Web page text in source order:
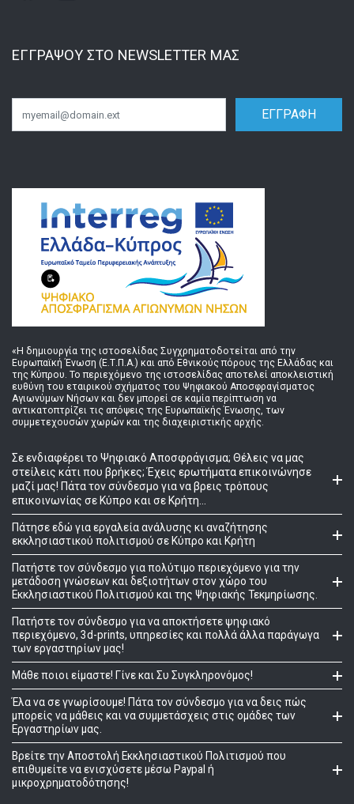
ΕΓΓΡΑΨΟΥ ΣΤΟ NEWSLETTER ΜΑΣ
Email ΕΓΓΡΑΦΗ
«Η δημιουργία της ιστοσελίδας Συγχρηματοδοτείται από την
Ευρωπαϊκή Ένωση (Ε.Τ.Π.Α.) και από Εθνικούς πόρους της Ελλάδας και
της Κύπρου. Το περιεχόμενο της ιστοσελίδας αποτελεί αποκλειστική
ευθύνη του εταιρικού σχήματος του Ψηφιακού Αποσφραγίσματος
Αγιωνύμων Νήσων και δεν μπορεί σε καμία περίπτωση να
αντικατοπτρίζει τις απόψεις της Ευρωπαϊκής Ένωσης, των
συμμετεχουσών χωρών και της διαχειριστικής αρχής.
Σε ενδιαφέρει το Ψηφιακό Αποσφράγισμα; Θέλεις να μας
στείλεις κάτι που βρήκες; Έχεις ερωτήματα επικοινώνησε
μαζί μας! Πάτα τον σύνδεσμο για να βρεις τρόπους
επικοινωνίας σε Κύπρο και σε Κρήτη...
Πάτησε εδώ για εργαλεία ανάλυσης κι αναζήτησης
εκκλησιαστικού πολιτισμού σε Κύπρο και Κρήτη
Πατήστε τον σύνδεσμο για πολύτιμο περιεχόμενο για την
μετάδοση γνώσεων και δεξιοτήτων στον χώρο του
Εκκλησιαστικού Πολιτισμού και της Ψηφιακής Τεκμηρίωσης.
Πατήστε τον σύνδεσμο για να αποκτήσετε ψηφιακό
περιεχόμενο, 3d-prints, υπηρεσίες και πολλά άλλα παράγωγα
των εργαστηρίων μας!
Μάθε ποιοι είμαστε! Γίνε και Συ Συγκληρονόμος!
Έλα να σε γνωρίσουμε! Πάτα τον σύνδεσμο για να δεις πώς
μπορείς να μάθεις και να συμμετάσχεις στις ομάδες των
Εργαστηρίων μας.
Βρείτε την Αποστολή Εκκλησιαστικού Πολιτισμού που
επιθυμείτε να ενισχύσετε μέσω Paypal ή
μικροχρηματοδότησης!